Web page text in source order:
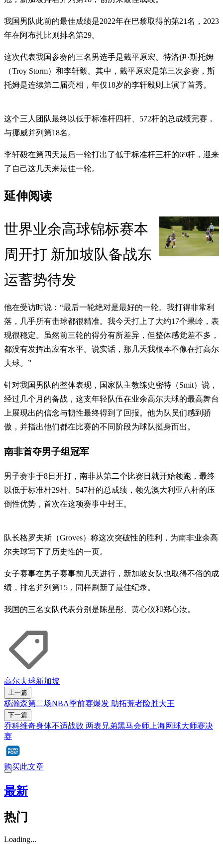
我国男队此前的最佳成绩是2022年在巴黎取得的第21名，2023
年在阿布扎比则排名第29。
这次代表我国参赛的三名男选手是戴平原宏、特洛伊·斯托姆
（Troy Storm）和李轩毅。其中，戴平原宏是第三次参赛，斯
托姆是连续第二届亮相，年仅18岁的李轩毅则上演了首秀。
这个三人团队最终以低于标准杆四杆、572杆的总成绩完赛，
与挪威并列第18名。
李轩毅在第四天最后一轮打出了低于标准杆三杆的69杆，迎来
了自己这几天来最佳一轮。
延伸阅读
世界业余高球锦标赛本
周开打 新加坡队备战东
运蓄势待发
他在受访时说：“最后一轮绝对是最好的一轮。我打得非常利
落，几乎所有击球都很精准。我今天打上了大约17个果岭，表
现很稳定。虽然前三轮的得分有所差异，但整体感觉差不多，
都没有发挥出应有水平。说实话，那几天我根本不像在打高尔
夫球。”
针对我国男队的整体表现，国家队主教练史密特（Smit）说，
经过几个月的备战，这支年轻队伍在业余高尔夫球的最高舞台
上展现出的信念与韧性最终得到了回报。他为队员们感到骄
傲，并指出他们都在比赛的不同阶段为球队挺身而出。
南非首夺男子组冠军
男子赛事于8日开打，南非从第二个比赛日就开始领跑，最终
以低于标准杆29杆、547杆的总成绩，领先澳大利亚八杆的压
倒性优势，首次在这项赛事中封王。
队长格罗夫斯（Groves）称这次突破性的胜利，为南非业余高
尔夫球写下了历史性的一页。
女子赛事在男子赛事前几天进行，新加坡女队也取得不俗的成
绩，排名并列第15，同样刷新了最佳纪录。
我国的三名女队代表分别是陈星彤、黄心仪和郑心汝。
高尔夫球新加坡
上一篇
杨瀚森第二场NBA季前赛爆发 助拓荒者险胜大王
下一篇
乔科维奇身体不适战败 两表兄弟黑马会师上海网球大师赛决
赛
购买此文章
最新
热门
Loading...